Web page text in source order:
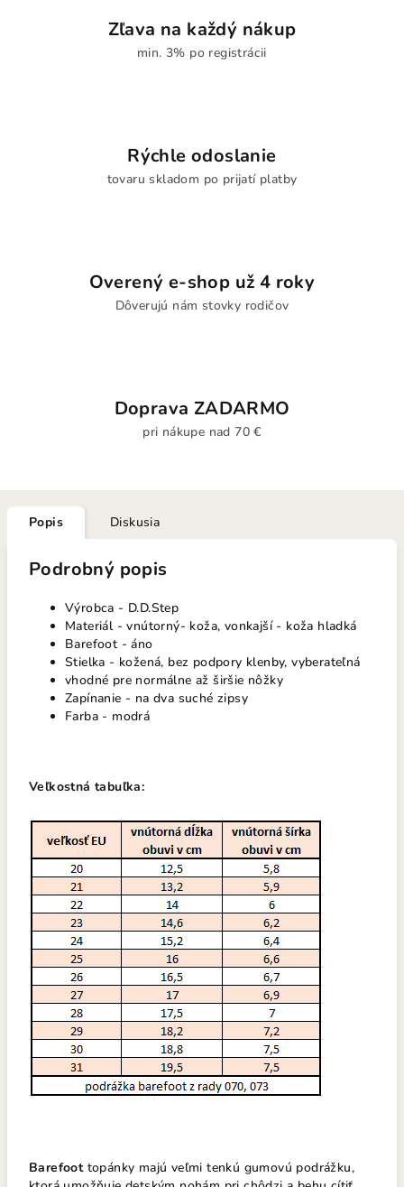
Zľava na každý nákup
min. 3% po registrácii
Rýchle odoslanie
tovaru skladom po prijatí platby
Overený e-shop už 4 roky
Dôverujú nám stovky rodičov
Doprava ZADARMO
pri nákupe nad 70 €
Popis Diskusia
Podrobný popis
Výrobca - D.D.Step
Materiál - vnútorný- koža, vonkajší - koža hladká
Barefoot - áno
Stielka - kožená, bez podpory klenby, vyberateľná
vhodné pre normálne až širšie nôžky
Zapínanie - na dva suché zipsy
Farba - modrá
Veľkostná tabuľka:
Barefoottopánky majú veľmi tenkú gumovú podrážku,